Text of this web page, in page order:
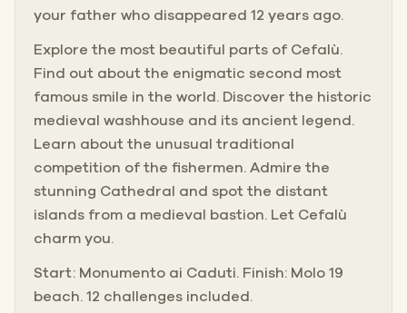
your father who disappeared 12 years ago.
Explore the most beautiful parts of Cefalù.
Find out about the enigmatic second most
famous smile in the world. Discover the historic
medieval washhouse and its ancient legend.
Learn about the unusual traditional
competition of the fishermen. Admire the
stunning Cathedral and spot the distant
islands from a medieval bastion. Let Cefalù
charm you.
Start: Monumento ai Caduti. Finish: Molo 19
beach. 12 challenges included.